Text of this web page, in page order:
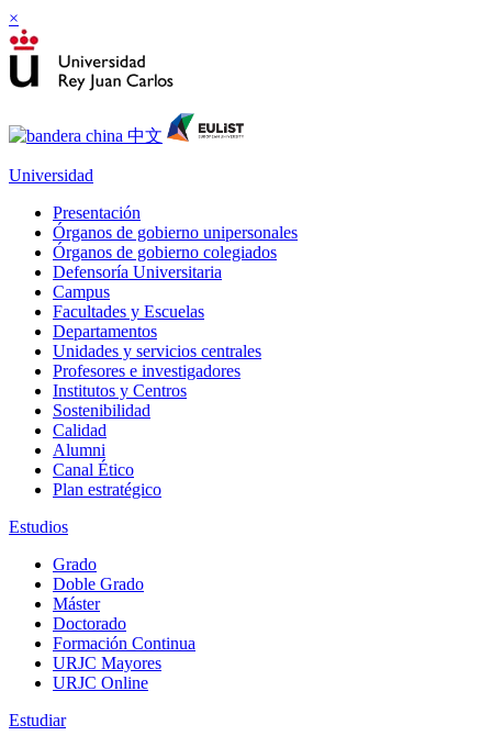
×
Universidad
Presentación
Órganos de gobierno unipersonales
Órganos de gobierno colegiados
Defensoría Universitaria
Campus
Facultades y Escuelas
Departamentos
Unidades y servicios centrales
Profesores e investigadores
Institutos y Centros
Sostenibilidad
Calidad
Alumni
Canal Ético
Plan estratégico
Estudios
Grado
Doble Grado
Máster
Doctorado
Formación Continua
URJC Mayores
URJC Online
Estudiar